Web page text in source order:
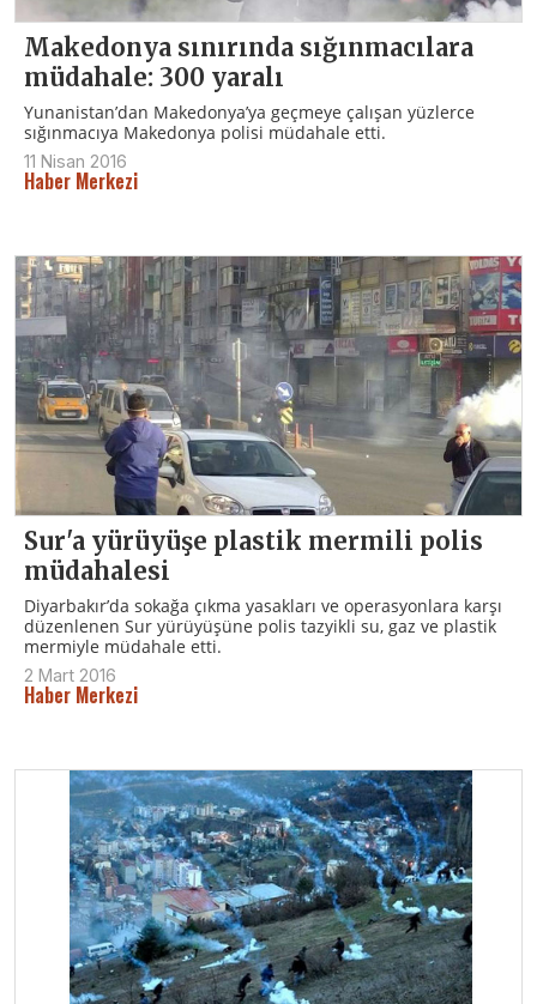
Makedonya sınırında sığınmacılara
müdahale: 300 yaralı
Yunanistan’dan Makedonya’ya geçmeye çalışan yüzlerce
sığınmacıya Makedonya polisi müdahale etti.
11 Nisan 2016
Haber Merkezi
Sur'a yürüyüşe plastik mermili polis
müdahalesi
Diyarbakır’da sokağa çıkma yasakları ve operasyonlara karşı
düzenlenen Sur yürüyüşüne polis tazyikli su, gaz ve plastik
mermiyle müdahale etti.
2 Mart 2016
Haber Merkezi